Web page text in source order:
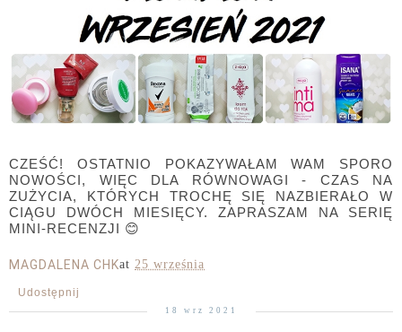
CZEŚĆ! OSTATNIO POKAZYWAŁAM WAM SPORO
NOWOŚCI, WIĘC DLA RÓWNOWAGI - CZAS NA
ZUŻYCIA, KTÓRYCH TROCHĘ SIĘ NAZBIERAŁO W
CIĄGU DWÓCH MIESIĘCY. ZAPRASZAM NA SERIĘ
MINI-RECENZJI 😊
MAGDALENA CHKat 25 września
Udostępnij
18 wrz 2021